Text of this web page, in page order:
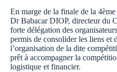
En marge de la finale de la
Dr Babacar DIOP, directeur du
forte délégation des
permis de consolider les liens et
l’organisation de la dite
prêt à accompagner la
logistique et financier.